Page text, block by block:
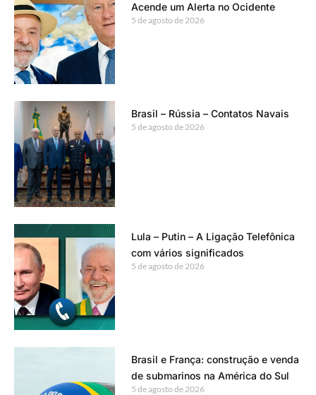
Acende um Alerta no Ocidente
5 de agosto de 2026
Brasil – Rússia – Contatos Navais
5 de agosto de 2026
Lula – Putin – A Ligação Telefônica
com vários significados
5 de agosto de 2026
Brasil e França: construção e venda
de submarinos na América do Sul
5 de agosto de 2026